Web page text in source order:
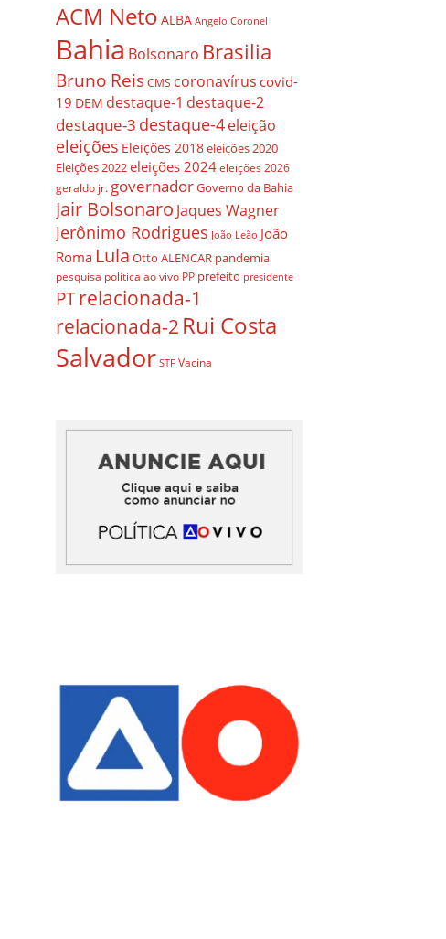
ACM Neto ALBA Angelo Coronel
Bahia Bolsonaro Brasilia
Bruno ReisCMS coronavírus covid-
19 DEM destaque-1 destaque-2
destaque-3 destaque-4eleição
eleições Eleições 2018eleições 2020
Eleições 2022eleições 2024 eleições 2026
geraldo jr. governadorGoverno da Bahia
Jair Bolsonaro Jaques Wagner
Jerônimo Rodrigues João Leão João
Roma Lula Otto ALENCAR pandemia
pesquisa política ao vivo PP prefeito presidente
PTrelacionada-1
relacionada-2 Rui Costa
Salvador STF Vacina